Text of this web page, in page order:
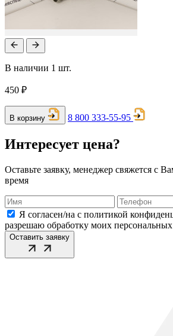
В наличии 1 шт.
450 ₽
В корзину 8 800 333-55-95
Интересует цена?
Оставьте заявку, менеджер свяжется с
время
Я согласен/на с политикой
разрешаю обработку моих
Оставить заявку